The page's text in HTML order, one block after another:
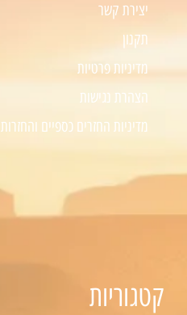
יצירת קשר
תקנון
מדיניות פרטיות
הצהרת נגישות
מדיניות החזרים כספיים והחזרות
קטגוריות